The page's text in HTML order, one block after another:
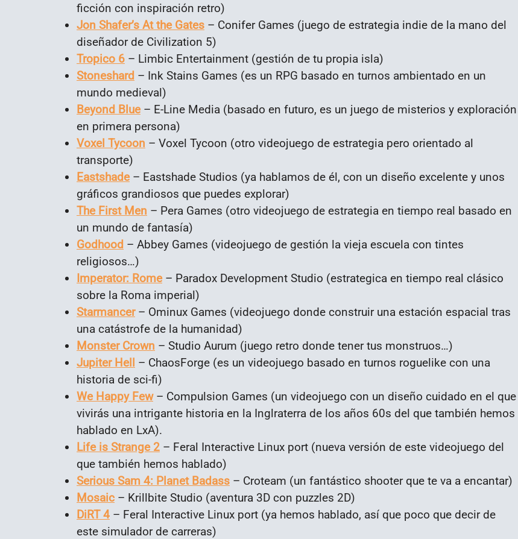
ficción con inspiración retro)
Jon Shafer’s At the Gates – Conifer Games (juego de estrategia indie de la mano del
diseñador de Civilization 5)
Tropico 6 – Limbic Entertainment (gestión de tu propia isla)
Stoneshard – Ink Stains Games (es un RPG basado en turnos ambientado en un
mundo medieval)
Beyond Blue– E-Line Media (basado en futuro, es un juego de misterios y exploración
en primera persona)
Voxel Tycoon – Voxel Tycoon (otro videojuego de estrategia pero orientado al
transporte)
Eastshade– Eastshade Studios (ya hablamos de él, con un diseño excelente y unos
gráficos grandiosos que puedes explorar)
The First Men – Pera Games (otro videojuego de estrategia en tiempo real basado en
un mundo de fantasía)
Godhood – Abbey Games (videojuego de gestión la vieja escuela con tintes
religiosos…)
Imperator: Rome– Paradox Development Studio (estrategica en tiempo real clásico
sobre la Roma imperial)
Starmancer– Ominux Games (videojuego donde construir una estación espacial tras
una catástrofe de la humanidad)
Monster Crown – Studio Aurum (juego retro donde tener tus monstruos…)
Jupiter Hell – ChaosForge (es un videojuego basado en turnos roguelike con una
historia de sci-fi)
We Happy Few– Compulsion Games (un videojuego con un diseño cuidado en el que
vivirás una intrigante historia en la Inglraterra de los años 60s del que también hemos
hablado en LxA).
Life is Strange 2 – Feral Interactive Linux port (nueva versión de este videojuego del
que también hemos hablado)
Serious Sam 4: Planet Badass – Croteam (un fantástico shooter que te va a encantar)
Mosaic – Krillbite Studio (aventura 3D con puzzles 2D)
DiRT 4 – Feral Interactive Linux port (ya hemos hablado, así que poco que decir de
este simulador de carreras)